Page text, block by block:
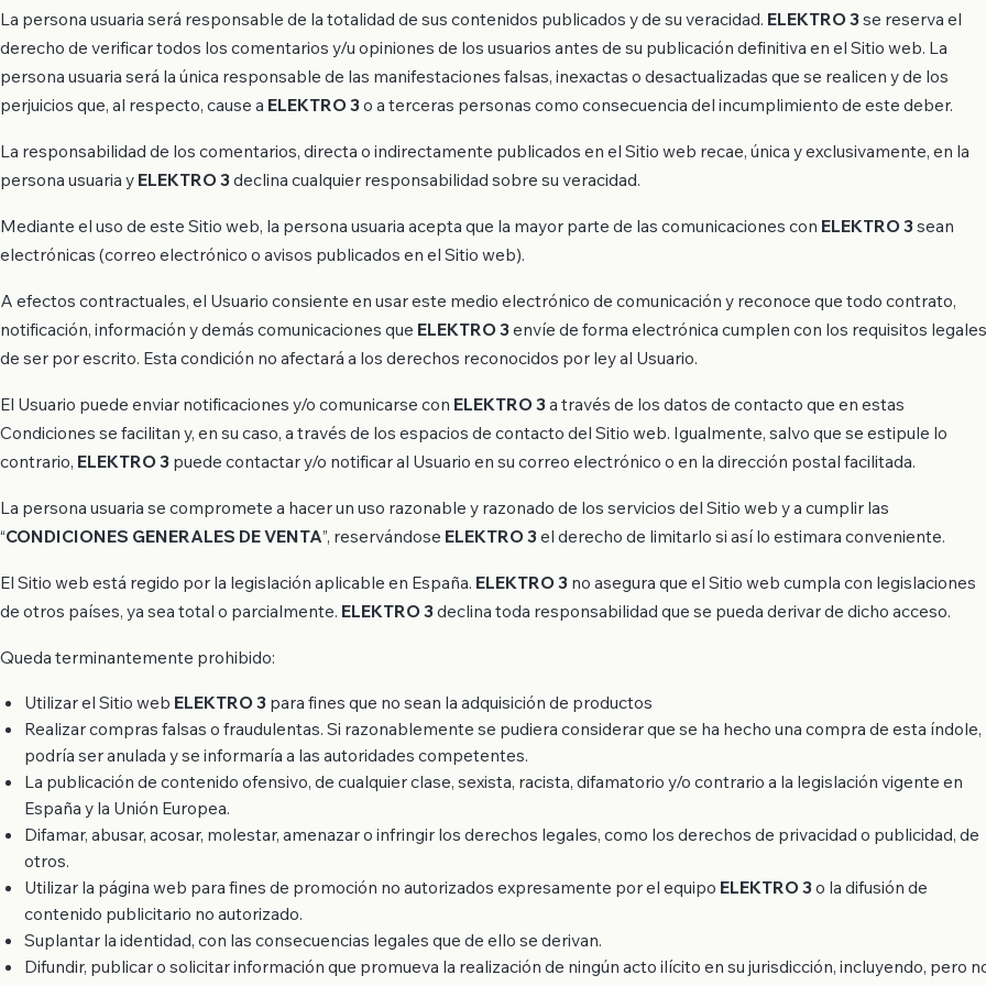
La persona usuaria será responsable de la totalidad de sus contenidos publicados y de su veracidad. ELEKTRO 3 se reserva el
derecho de verificar todos los comentarios y/u opiniones de los usuarios antes de su publicación definitiva en el Sitio web. La
persona usuaria será la única responsable de las manifestaciones falsas, inexactas o desactualizadas que se realicen y de los
perjuicios que, al respecto, cause a ELEKTRO 3 o a terceras personas como consecuencia del incumplimiento de este deber.
La responsabilidad de los comentarios, directa o indirectamente publicados en el Sitio web recae, única y exclusivamente, en la
persona usuaria y ELEKTRO 3 declina cualquier responsabilidad sobre su veracidad.
Mediante el uso de este Sitio web, la persona usuaria acepta que la mayor parte de las comunicaciones con ELEKTRO 3 sean
electrónicas (correo electrónico o avisos publicados en el Sitio web).
A efectos contractuales, el Usuario consiente en usar este medio electrónico de comunicación y reconoce que todo contrato,
notificación, información y demás comunicaciones que ELEKTRO 3 envíe de forma electrónica cumplen con los requisitos legales
de ser por escrito. Esta condición no afectará a los derechos reconocidos por ley al Usuario.
El Usuario puede enviar notificaciones y/o comunicarse con ELEKTRO 3 a través de los datos de contacto que en estas
Condiciones se facilitan y, en su caso, a través de los espacios de contacto del Sitio web. Igualmente, salvo que se estipule lo
contrario, ELEKTRO 3 puede contactar y/o notificar al Usuario en su correo electrónico o en la dirección postal facilitada.
La persona usuaria se compromete a hacer un uso razonable y razonado de los servicios del Sitio web y a cumplir las
“CONDICIONES GENERALES DE VENTA”, reservándose ELEKTRO 3 el derecho de limitarlo si así lo estimara conveniente.
El Sitio web está regido por la legislación aplicable en España. ELEKTRO 3 no asegura que el Sitio web cumpla con legislaciones
de otros países, ya sea total o parcialmente. ELEKTRO 3 declina toda responsabilidad que se pueda derivar de dicho acceso.
Queda terminantemente prohibido:
Utilizar el Sitio web ELEKTRO 3 para fines que no sean la adquisición de productos
Realizar compras falsas o fraudulentas. Si razonablemente se pudiera considerar que se ha hecho una compra de esta índole,
podría ser anulada y se informaría a las autoridades competentes.
La publicación de contenido ofensivo, de cualquier clase, sexista, racista, difamatorio y/o contrario a la legislación vigente en
España y la Unión Europea.
Difamar, abusar, acosar, molestar, amenazar o infringir los derechos legales, como los derechos de privacidad o publicidad, de
otros.
Utilizar la página web para fines de promoción no autorizados expresamente por el equipo ELEKTRO 3 o la difusión de
contenido publicitario no autorizado.
Suplantar la identidad, con las consecuencias legales que de ello se derivan.
Difundir, publicar o solicitar información que promueva la realización de ningún acto ilícito en su jurisdicción, incluyendo, pero